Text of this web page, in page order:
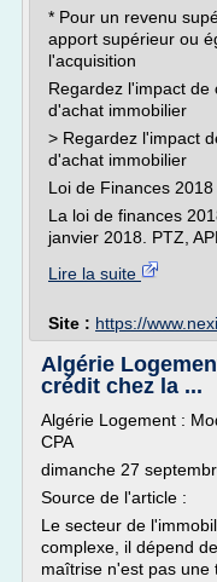
* Pour un revenu
apport supérieur ou
l'acquisition
Regardez l'impact
d'achat immobilier
> Regardez l'impact
d'achat immobilier
Loi de Finances 2018
La loi de finances
janvier 2018. PTZ,
Lire la suite
Site : https://
Algérie
crédit chez la ...
Algérie Logement :
CPA
dimanche 27
Source de l'article :
Le secteur de
complexe, il dépend
maîtrise n'est pas une